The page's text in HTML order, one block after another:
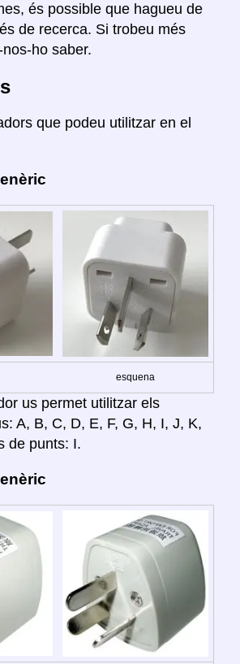
és possible que hagueu de
de recerca. Si trobeu més
ho saber.
que podeu utilitzar en el
esquena
us permet utilitzar els
A, B, C, D, E, F, G, H, I, J, K,
de punts: I.